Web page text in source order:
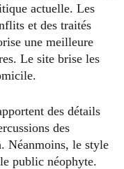
actuelle. Les
et des traités
une meilleure
Le site brise les
des détails
des
Néanmoins, le style
public néophyte.